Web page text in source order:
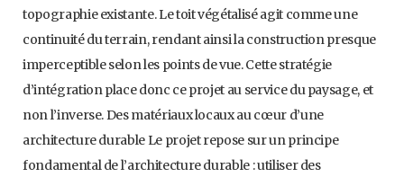
topographie existante. Le toit végétalisé agit comme une
continuité du terrain, rendant ainsi la construction presque
imperceptible selon les points de vue. Cette stratégie
d’intégration place donc ce projet au service du paysage, et
non l’inverse. Des matériaux locaux au cœur d’une
architecture durable Le projet repose sur un principe
fondamental de l’architecture durable : utiliser des